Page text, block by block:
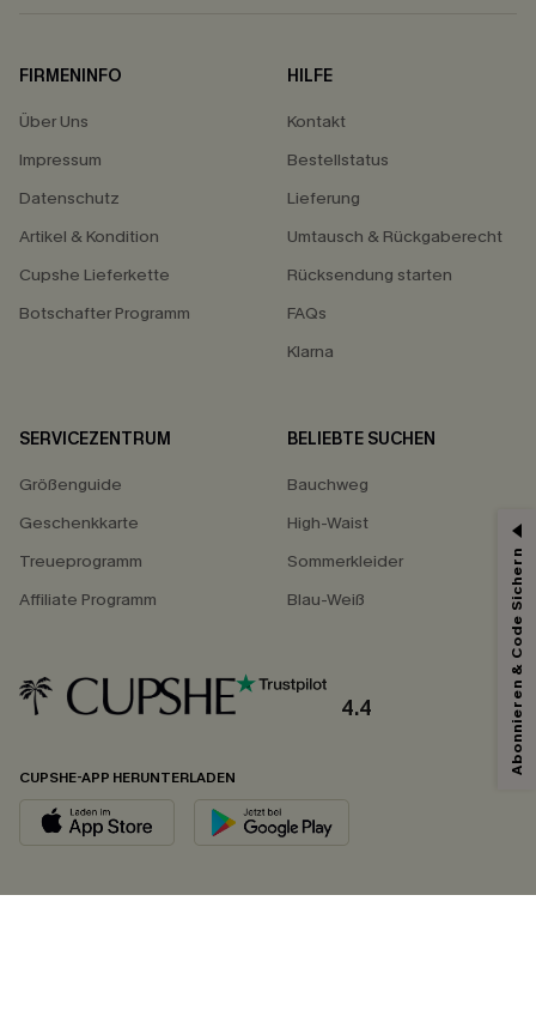
FIRMENINFO
Über Uns
Impressum
Datenschutz
Artikel & Kondition
Cupshe Lieferkette
Botschafter Programm
HILFE
Kontakt
Bestellstatus
Lieferung
Umtausch & Rückgaberecht
Rücksendung starten
FAQs
Klarna
SERVICEZENTRUM
Größenguide
Geschenkkarte
Treueprogramm
Affiliate Programm
BELIEBTE SUCHEN
Bauchweg
High-Waist
Sommerkleider
Blau-Weiß
4.4
CUPSHE-APP HERUNTERLADEN
Abonnieren & Code Sichern